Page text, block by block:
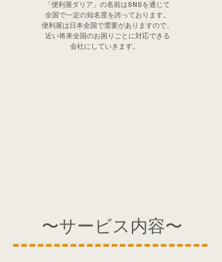
「便利屋ダリア」の名前はSNSを通じて
全国で一定の知名度を誇っております。
便利屋は日本全国で需要がありますので、
近い将来全国のお困りごとに対応できる
​会社にしていきます。
​〜サービス内容〜